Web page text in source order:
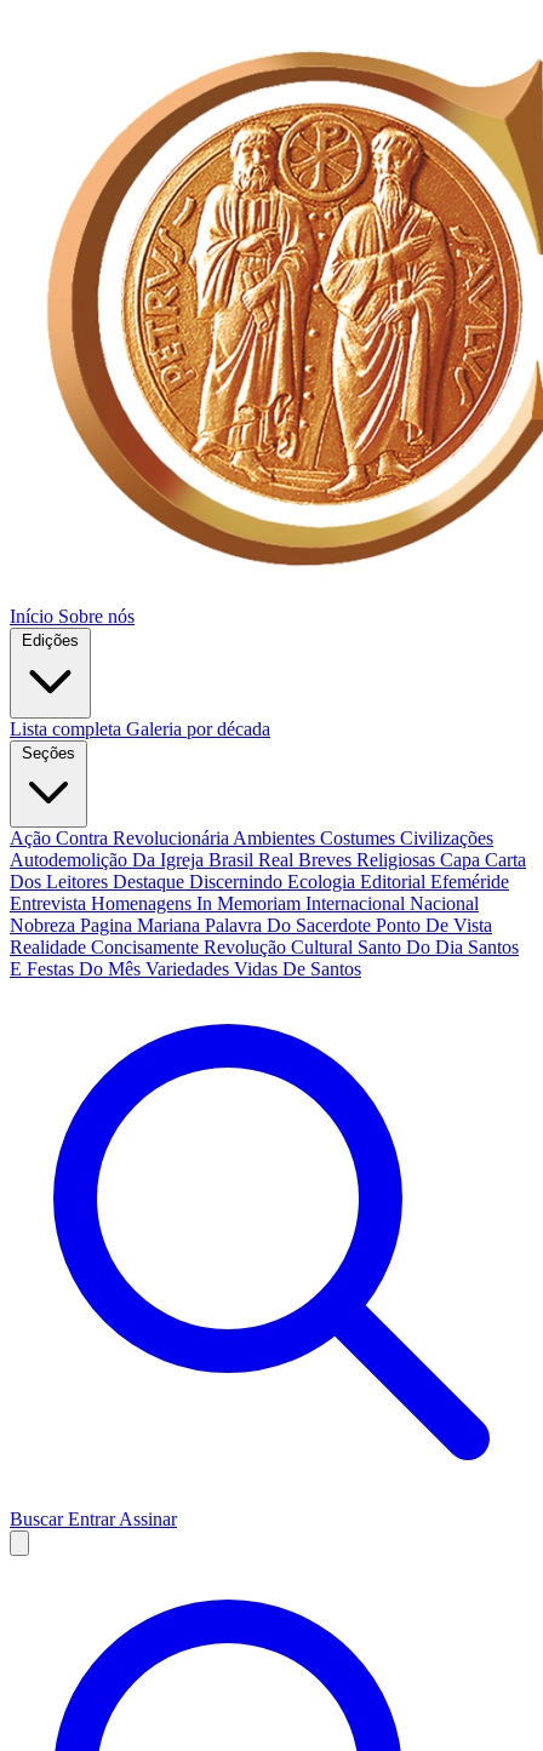
Início Sobre nós
Edições
Lista completa Galeria por década
Seções
Ação Contra Revolucionária Ambientes Costumes Civilizações
Autodemolição Da Igreja Brasil Real Breves Religiosas Capa Carta
Dos Leitores Destaque Discernindo Ecologia Editorial Efeméride
Entrevista Homenagens In Memoriam Internacional Nacional
Nobreza Pagina Mariana Palavra Do Sacerdote Ponto De Vista
Realidade Concisamente Revolução Cultural Santo Do Dia Santos
E Festas Do Mês Variedades Vidas De Santos
BuscarEntrarAssinar